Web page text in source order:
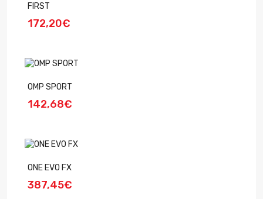
FIRST
172,20€
OMP SPORT
142,68€
ONE EVO FX
387,45€